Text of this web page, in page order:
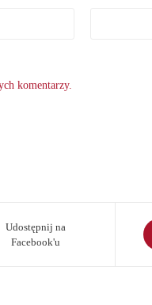
komentarzy.
Udostępnij na
Facebook'u
in